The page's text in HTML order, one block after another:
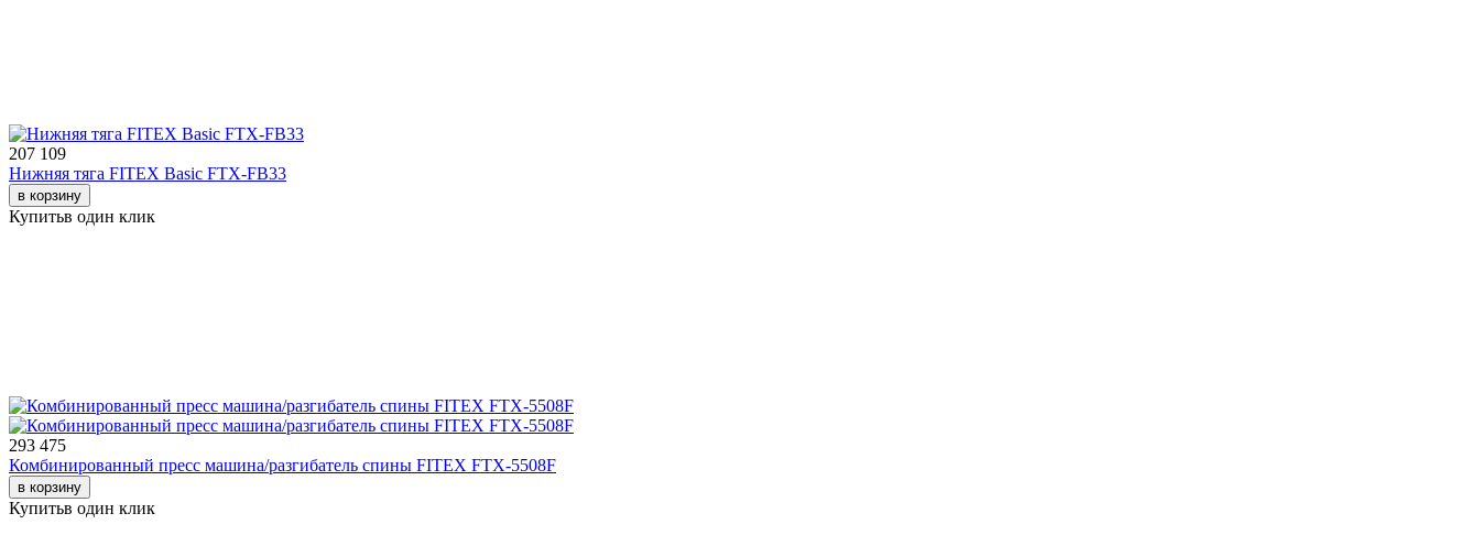
207 109
Нижняя тяга FITEX Basic FTX-FB33
в корзину
Купитьв один клик
293 475
Комбинированный пресс машина/разгибатель спины FITEX FTX-5508F
в корзину
Купитьв один клик